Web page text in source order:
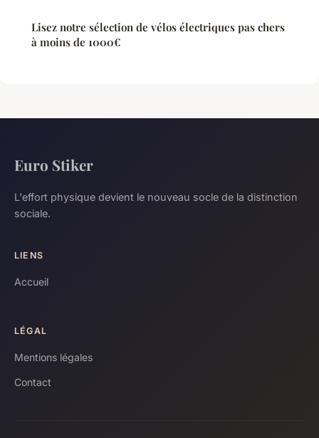
Lisez notre sélection de vélos électriques pas chers
à moins de 1000€
Euro Stiker
L'effort physique devient le nouveau socle de la distinction
sociale.
LIENS
Accueil
LÉGAL
Mentions légales
Contact